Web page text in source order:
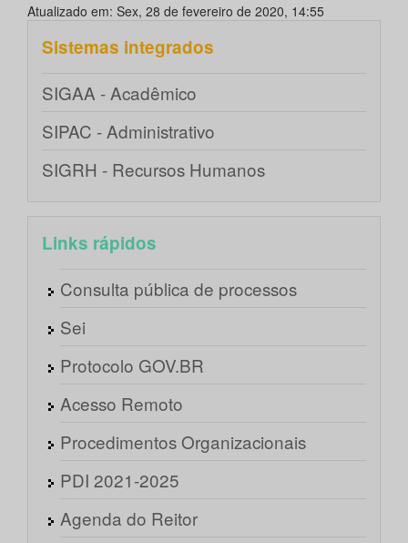
Atualizado em: Sex, 28 de fevereiro de 2020, 14:55
Sistemas integrados
SIGAA - Acadêmico
SIPAC - Administrativo
SIGRH - Recursos Humanos
Links rápidos
Consulta pública de processos
Sei
Protocolo GOV.BR
Acesso Remoto
Procedimentos Organizacionais
PDI 2021-2025
Agenda do Reitor